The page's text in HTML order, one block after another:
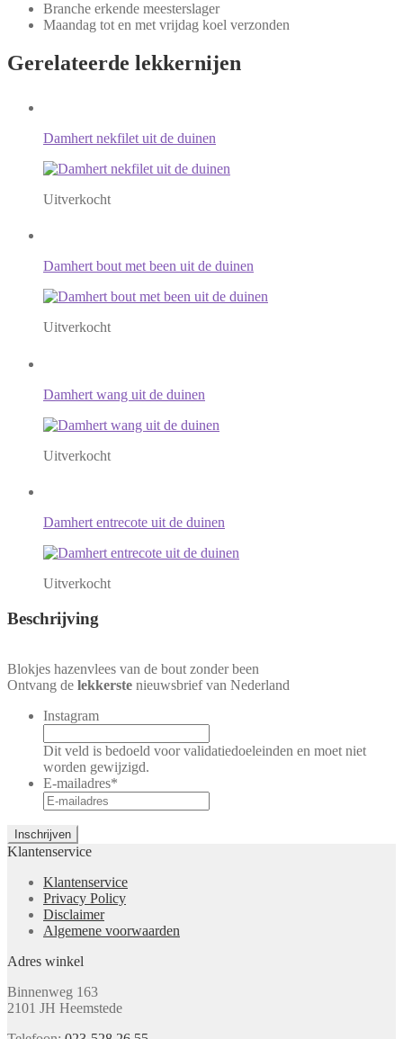
Branche erkende meesterslager
Maandag tot en met vrijdag koel verzonden
Gerelateerde lekkernijen
Damhert nekfilet uit de duinen
Uitverkocht
Damhert bout met been uit de duinen
Uitverkocht
Damhert wang uit de duinen
Uitverkocht
Damhert entrecote uit de duinen
Uitverkocht
Beschrijving
Blokjes hazenvlees van de bout zonder been
Ontvang de lekkerste nieuwsbrief van Nederland
Instagram
Dit veld is bedoeld voor validatiedoeleinden en moet niet
worden gewijzigd.
E-mailadres*
Klantenservice
Klantenservice
Privacy Policy
Disclaimer
Algemene voorwaarden
Adres winkel
Binnenweg 163
2101 JH Heemstede